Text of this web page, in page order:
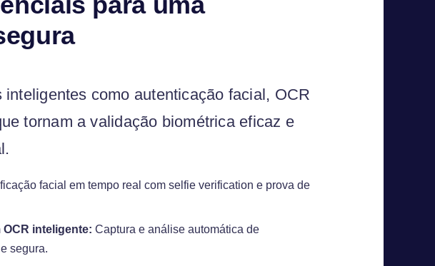
inteligentes como autenticação facial, OCR
tornam a validação biométrica eficaz e
facial em tempo real com selfie verification e prova de
inteligente: Captura e análise automática de
segura.